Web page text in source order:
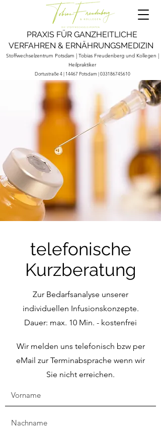
PRAXIS FÜR GANZHEITLICHE
VERFAHREN & ERNÄHRUNGSMEDIZIN
Stoffwechselzentrum Potsdam | Tobias Freudenberg und Kollegen |
Heilpraktiker
Dortustraße 4 | 14467 Potsdam |033186745610
telefonische
Kurzberatung
Zur Bedarfsanalyse unserer
individuellen Infusionskonzepte.
Dauer: max. 10 Min. - kostenfrei
Wir melden uns telefonisch bzw per
eMail zur Terminabsprache wenn wir
Sie nicht erreichen.